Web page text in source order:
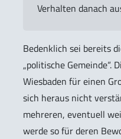
Verhalten danach
Bedenklich sei bereits
„politische Gemeinde“.
Wiesbaden für einen
sich heraus nicht
mehreren, eventuell
werde so für deren